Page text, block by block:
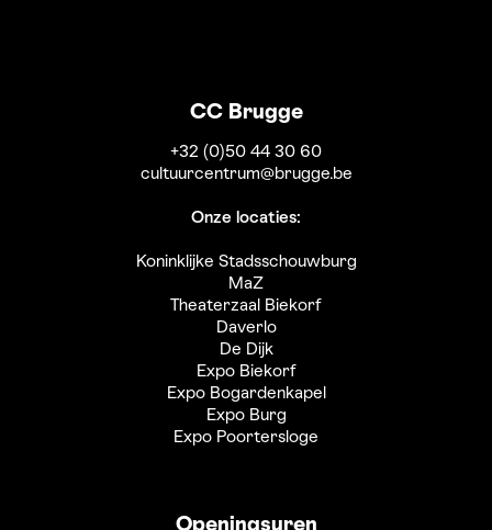
CC Brugge
+32 (0)50 44 30 60
cultuurcentrum@brugge.be
Onze locaties:
Koninklijke Stadsschouwburg
MaZ
Theaterzaal Biekorf
Daverlo
De Dijk
Expo Biekorf
Expo Bogardenkapel
Expo Burg
Expo Poortersloge
Openingsuren